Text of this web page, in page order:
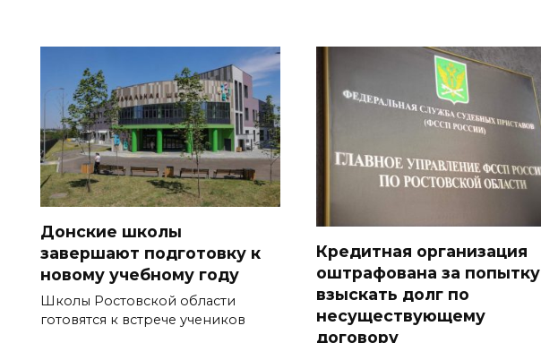
Донские школы
завершают подготовку к
новому учебному году
Школы Ростовской области
готовятся к встрече учеников
Кредитная организация
оштрафована за попытку
взыскать долг по
несуществующему
договору